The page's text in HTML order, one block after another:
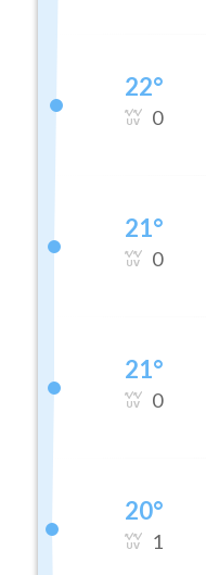
22°
0
21°
0
21°
0
20°
1